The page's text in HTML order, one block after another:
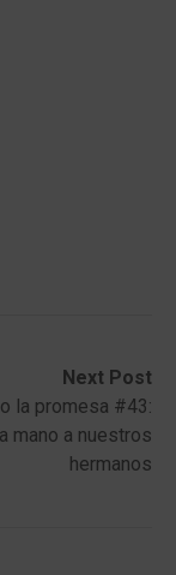
Next Post
la promesa #43:
mano a nuestros
hermanos